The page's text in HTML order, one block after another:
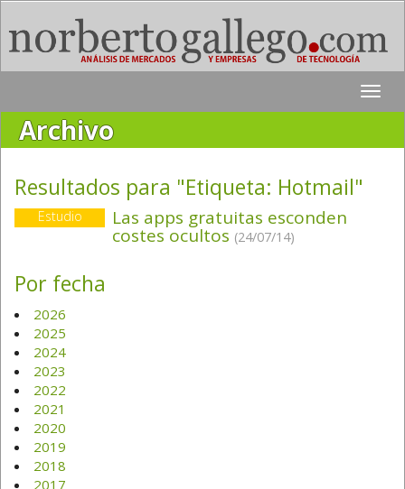
Toggle
Archivo
Resultados para "Etiqueta: Hotmail"
Estudio Las apps gratuitas esconden
costes ocultos (24/07/14)
Por fecha
2026
2025
2024
2023
2022
2021
2020
2019
2018
2017